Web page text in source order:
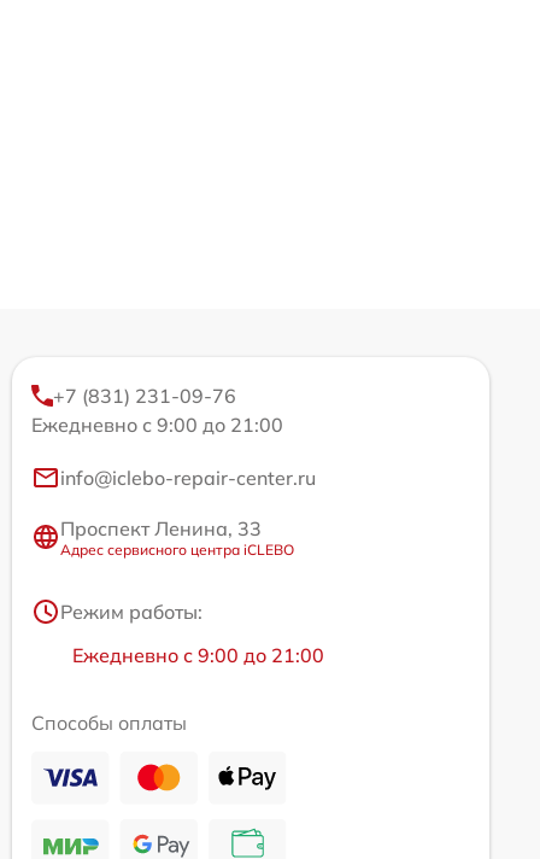
+7 (831) 231-09-76
Ежедневно с 9:00 до 21:00
info@iclebo-repair-center.ru
Проспект Ленина, 33
Адрес сервисного центра iCLEBO
Режим работы:
Ежедневно с 9:00 до 21:00
Способы оплаты